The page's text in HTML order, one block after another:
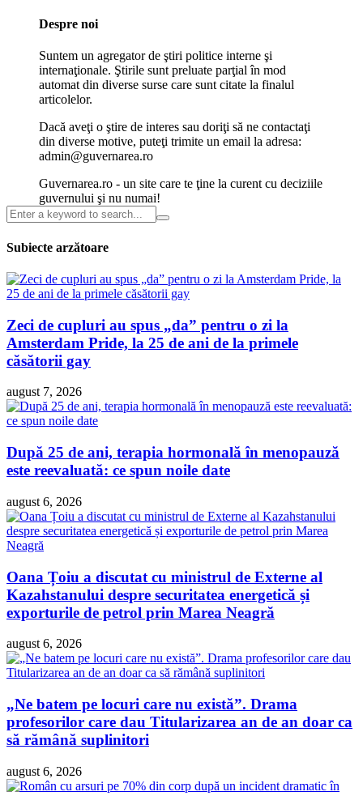
Despre noi
Suntem un agregator de ştiri politice interne şi
internaţionale. Ştirile sunt preluate parţial în mod
automat din diverse surse care sunt citate la finalul
articolelor.
Dacă aveţi o ştire de interes sau doriţi să ne contactaţi
din diverse motive, puteţi trimite un email la adresa:
admin@guvernarea.ro
Guvernarea.ro - un site care te ţine la curent cu deciziile
guvernului şi nu numai!
Subiecte arzătoare
Zeci de cupluri au spus „da” pentru o zi la
Amsterdam Pride, la 25 de ani de la primele
căsătorii gay
august 7, 2026
După 25 de ani, terapia hormonală în menopauză
este reevaluată: ce spun noile date
august 6, 2026
Oana Țoiu a discutat cu ministrul de Externe al
Kazahstanului despre securitatea energetică și
exporturile de petrol prin Marea Neagră
august 6, 2026
„Ne batem pe locuri care nu există”. Drama
profesorilor care dau Titularizarea an de an doar ca
să rămână suplinitori
august 6, 2026